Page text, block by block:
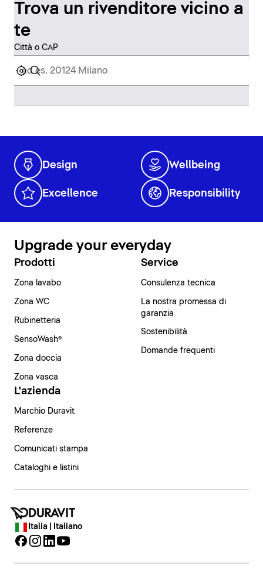
Trova un rivenditore vicino a
te
Città o CAP
Design Wellbeing
Excellence Responsibility
Upgrade your everyday
Prodotti
Zona lavabo
Zona WC
Rubinetteria
SensoWash®
Zona doccia
Zona vasca
Service
Consulenza tecnica
La nostra promessa di
garanzia
Sostenibilità
Domande frequenti
L'azienda
Marchio Duravit
Referenze
Comunicati stampa
Cataloghi e listini
Italia | Italiano